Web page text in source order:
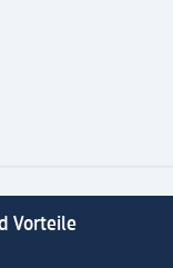
Vorteile